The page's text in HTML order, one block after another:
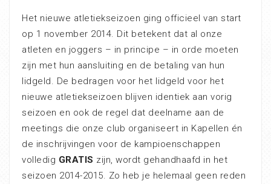
Het nieuwe atletiekseizoen ging officieel van start
op 1 november 2014. Dit betekent dat al onze
atleten en joggers – in principe – in orde moeten
zijn met hun aansluiting en de betaling van hun
lidgeld. De bedragen voor het lidgeld voor het
nieuwe atletiekseizoen blijven identiek aan vorig
seizoen en ook de regel dat deelname aan de
meetings die onze club organiseert in Kapellen én
de inschrijvingen voor de kampioenschappen
volledig GRATIS zijn, wordt gehandhaafd in het
seizoen 2014-2015. Zo heb je helemaal geen reden